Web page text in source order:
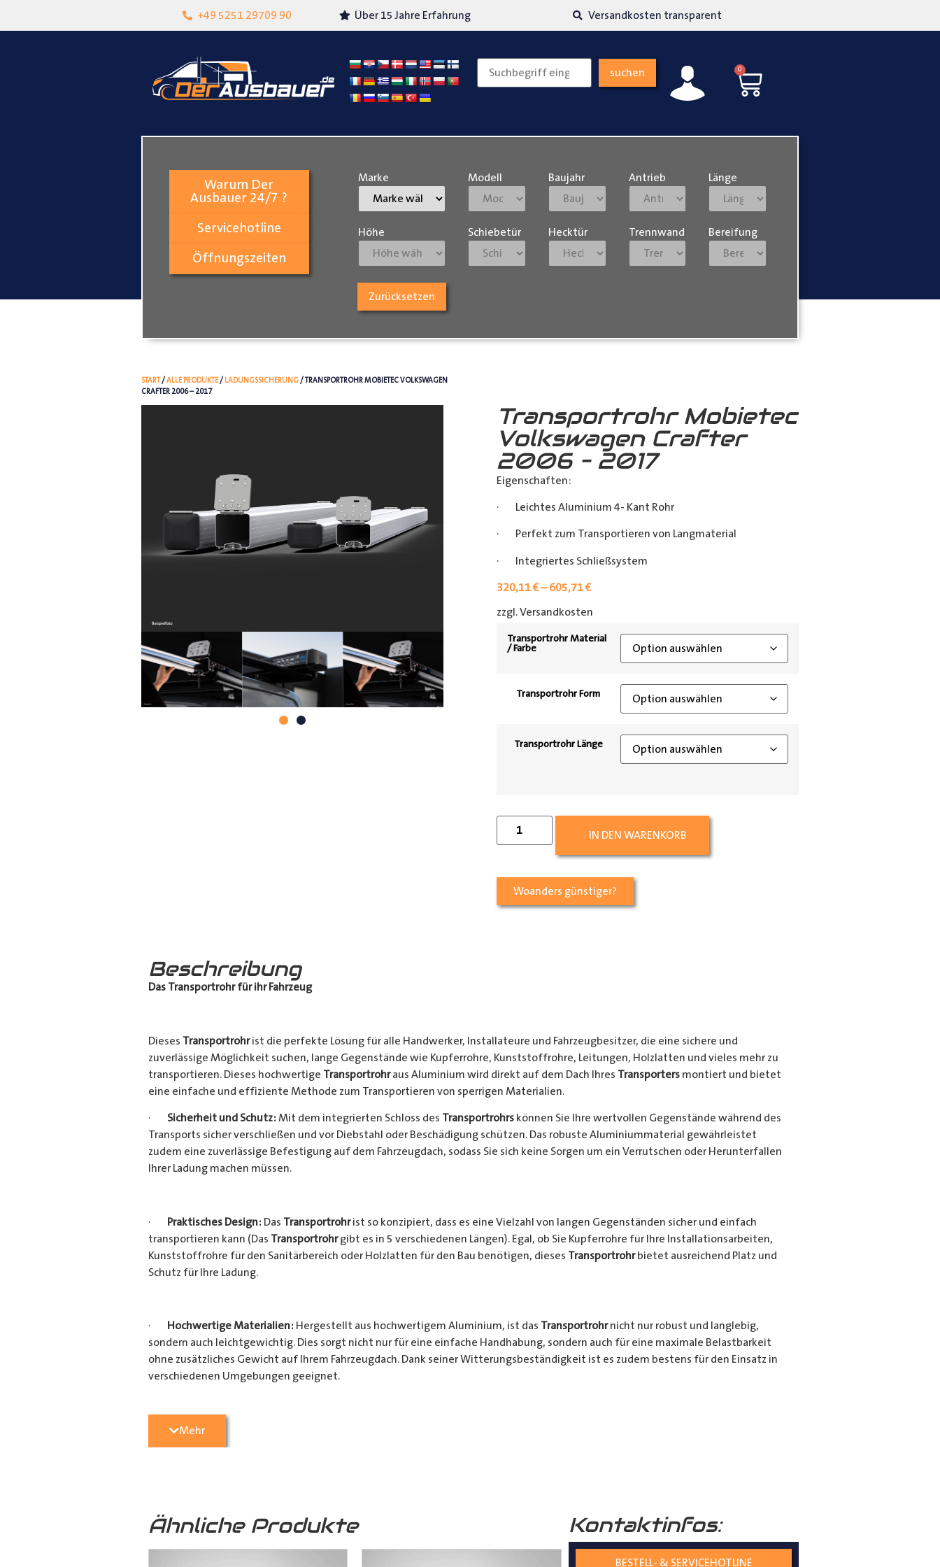
+49 5251 29709 90
Lokalgeschäft in Paderborn Über 15 Jahre Erfahrung Versandkosten transparent
suchen 0
Warum Der
Ausbauer 24/7 ?
Servicehotline
Öffnungszeiten
Marke Modell Baujahr Antrieb Länge
Höhe Schiebetür Hecktür Trennwand Bereifung
Zurücksetzen
START/ALLE PRODUKTE/ LADUNGSSICHERUNG/ TRANSPORTROHR MOBIETEC VOLKSWAGEN
CRAFTER 2006 – 2017
Transportrohr Mobietec
Volkswagen Crafter
2006 – 2017
Eigenschaften:
· Leichtes Aluminium 4- Kant Rohr
· Perfekt zum Transportieren von Langmaterial
· Integriertes Schließsystem
320,11€–605,71€
zzgl. Versandkosten
Transportrohr Material
/ Farbe
Transportrohr Form
Transportrohr Länge
IN DEN WARENKORB
Woanders günstiger?
Beschreibung
Das Transportrohr für ihr Fahrzeug
Dieses Transportrohrist die perfekte Lösung für alle Handwerker, Installateure und Fahrzeugbesitzer, die eine sichere und
zuverlässige Möglichkeit suchen, lange Gegenstände wie Kupferrohre, Kunststoffrohre, Leitungen, Holzlatten und vieles mehr zu
transportieren. Dieses hochwertige Transportrohraus Aluminium wird direkt auf dem Dach Ihres Transportersmontiert und bietet
eine einfache und effiziente Methode zum Transportieren von sperrigen Materialien.
· Sicherheit und Schutz: Mit dem integrierten Schloss des Transportrohrskönnen Sie Ihre wertvollen Gegenstände während des
Transports sicher verschließen und vor Diebstahl oder Beschädigung schützen. Das robuste Aluminiummaterial gewährleistet
zudem eine zuverlässige Befestigung auf dem Fahrzeugdach, sodass Sie sich keine Sorgen um ein Verrutschen oder Herunterfallen
Ihrer Ladung machen müssen.
· Praktisches Design: Das Transportrohrist so konzipiert, dass es eine Vielzahl von langen Gegenständen sicher und einfach
transportieren kann (Das Transportrohrgibt es in 5 verschiedenen Längen). Egal, ob Sie Kupferrohre für Ihre Installationsarbeiten,
Kunststoffrohre für den Sanitärbereich oder Holzlatten für den Bau benötigen, dieses Transportrohrbietet ausreichend Platz und
Schutz für Ihre Ladung.
· Hochwertige Materialien: Hergestellt aus hochwertigem Aluminium, ist das Transportrohrnicht nur robust und langlebig,
sondern auch leichtgewichtig. Dies sorgt nicht nur für eine einfache Handhabung, sondern auch für eine maximale Belastbarkeit
ohne zusätzliches Gewicht auf Ihrem Fahrzeugdach. Dank seiner Witterungsbeständigkeit ist es zudem bestens für den Einsatz in
verschiedenen Umgebungen geeignet.
Vielseitige Anwendungsmöglichkeiten:
Heimwerkerprojekten, dieses
·Verschiedene Variationen:DasTransportrohr
Mehr
Ähnliche Produkte Kontaktinfos:
BESTELL- & SERVICEHOTLINE